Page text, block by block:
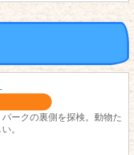
ークの裏側を探検。動物た
。